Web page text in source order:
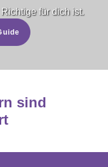
für dich ist.
sind